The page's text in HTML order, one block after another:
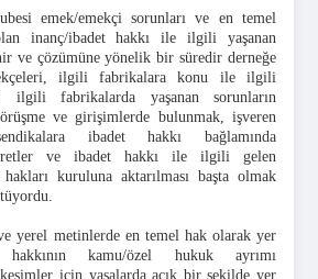
emek/emekçi sorunları ve en temel
inanç/ibadet hakkı ile ilgili yaşanan
ve çözümüne yönelik bir süredir derneğe
ilgili fabrikalara konu ile ilgili
ilgili fabrikalarda yaşanan sorunların
ve girişimlerde bulunmak, işveren
ibadet hakkı bağlamında
ve ibadet hakkı ile ilgili gelen
kuruluna aktarılması başta olmak
yerel metinlerde en temel hak olarak yer
kamu/özel hukuk ayrımı
için yasalarda açık bir şekilde yer